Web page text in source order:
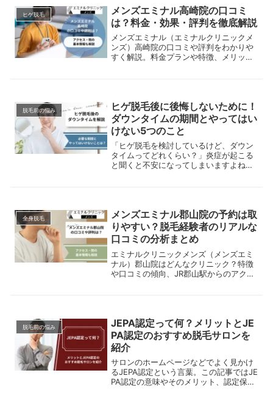
ヒゲ脱毛
メンズエミナル高崎院の口コミ
は？料金・効果・評判を徹底解説
メンズエミナル（エミナルクリニックメ
ンズ）高崎院の口コミや評判をわかりや
すく解説。料金プランや特徴、メリッ
療脱毛が初めての方や、他クリニックと
脱毛前の悩み
ヒゲ脱毛後に後悔しないために！
ダウンタイムの期間とやってはい
けない5つのこと
「ヒゲ脱毛を検討しているけど、ダウン
タイムってどれくらい？」炎症が起こる
と聞くと不安になってしまいますよね。
の目安期間と長引かせないための方法を
全身脱毛
メンズエミナル郡山院の予約は取
りやすい？脱毛経験者のリアルな
口コミの分析まとめ
エミナルクリニックメンズ（メンズエミ
ナル）郡山院はどんなクリニック？特徴
や口コミの傾向、JR郡山駅からのアクセ
毛・全身脱毛を検討している男性に向け
脱毛前の悩み
JEPA認定って何？メリットとJE
PA認定のおすすめ脱毛サロンを
紹介
サロンのホームページなどでよく見かけ
るJEPA認定という言葉。この記事ではJE
PA認定の意味やそのメリット、認定保有